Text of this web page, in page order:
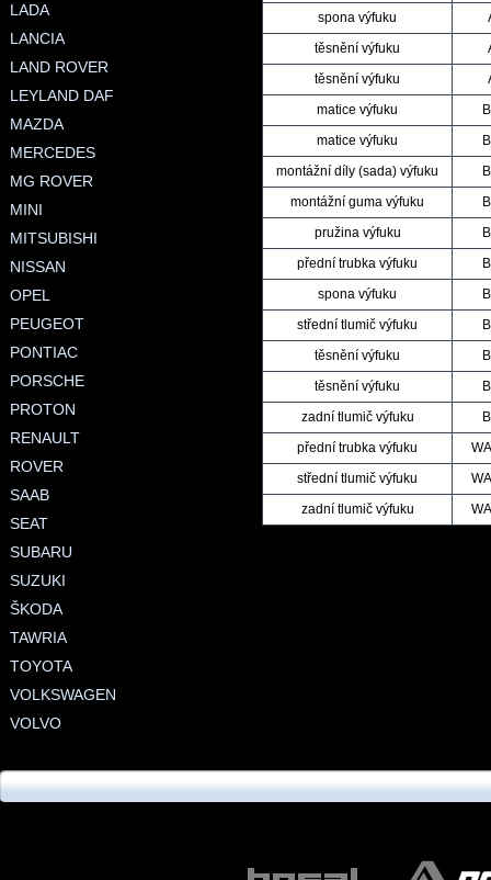
spona výfuku
těsnění výfuku
těsnění výfuku
matice výfuku
matice výfuku
montážní díly (sada) výfuku
montážní guma výfuku
pružina výfuku
přední trubka výfuku
spona výfuku
střední tlumič výfuku
těsnění výfuku
těsnění výfuku
zadní tlumič výfuku
přední trubka výfuku
střední tlumič výfuku
zadní tlumič výfuku
LADA
LANCIA
LAND ROVER
LEYLAND DAF
MAZDA
MERCEDES
MG ROVER
MINI
MITSUBISHI
NISSAN
OPEL
PEUGEOT
PONTIAC
PORSCHE
PROTON
RENAULT
ROVER
SAAB
SEAT
SUBARU
SUZUKI
ŠKODA
TAWRIA
TOYOTA
VOLKSWAGEN
VOLVO